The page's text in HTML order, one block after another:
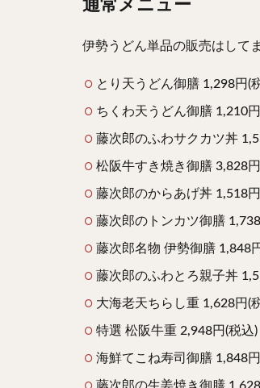
通常メニュー
伊勢うどん単品の販売はして
とり天うどん御膳 1,298円(
ちくわ天うどん御膳 1,210
藤次郎のふわサクカツ丼
松阪牛すき焼き御膳 3,828
藤次郎のからあげ丼 1,518
藤次郎のトンカツ御膳
藤次郎名物 伊勢御膳 1,848
藤次郎のふわとろ親子丼
大海老天ちらし重 1,628円(
特選 松阪牛重 2,948円(税込)
海鮮てこね寿司御膳 1,848